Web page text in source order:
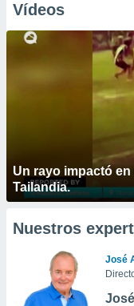
Vídeos
Un rayo impactó
Tailandia.
Nuestros
José